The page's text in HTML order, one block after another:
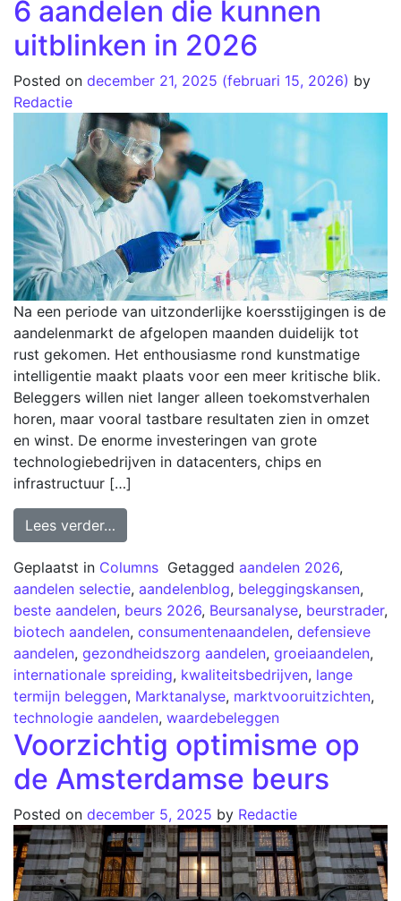
6 aandelen die kunnen
uitblinken in 2026
Posted on december 21, 2025 (februari 15, 2026) by
Redactie
Na een periode van uitzonderlijke koersstijgingen is de
aandelenmarkt de afgelopen maanden duidelijk tot
rust gekomen. Het enthousiasme rond kunstmatige
intelligentie maakt plaats voor een meer kritische blik.
Beleggers willen niet langer alleen toekomstverhalen
horen, maar vooral tastbare resultaten zien in omzet
en winst. De enorme investeringen van grote
technologiebedrijven in datacenters, chips en
infrastructuur […]
Lees verder…
Geplaatst in Columns Getagged aandelen 2026,
aandelen selectie, aandelenblog, beleggingskansen,
beste aandelen, beurs 2026, Beursanalyse, beurstrader,
biotech aandelen, consumentenaandelen, defensieve
aandelen, gezondheidszorg aandelen, groeiaandelen,
internationale spreiding, kwaliteitsbedrijven, lange
termijn beleggen, Marktanalyse, marktvooruitzichten,
technologie aandelen, waardebeleggen
Voorzichtig optimisme op
de Amsterdamse beurs
Posted on december 5, 2025 by Redactie